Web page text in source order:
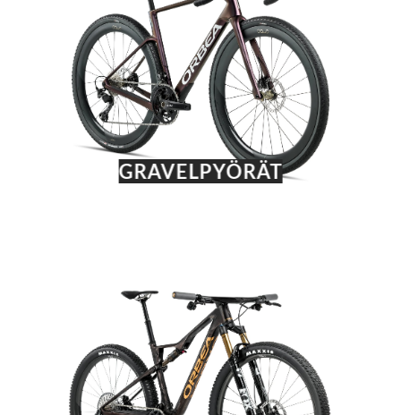
GRAVELPYÖRÄT